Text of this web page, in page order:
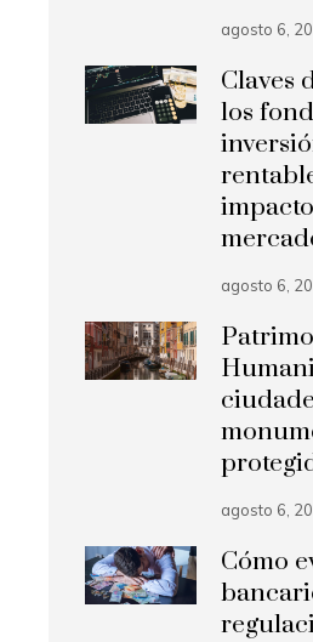
agosto 6,
Claves
los
agosto 6,
agosto 6,
Cómo